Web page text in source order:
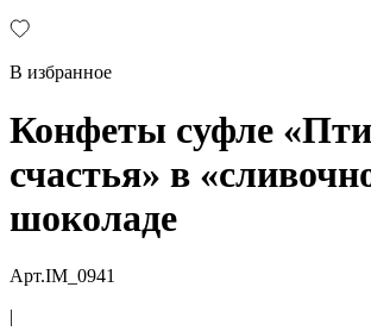
В избранное
Конфеты суфле
счастья» в
шоколаде
Арт.IM_0941
|